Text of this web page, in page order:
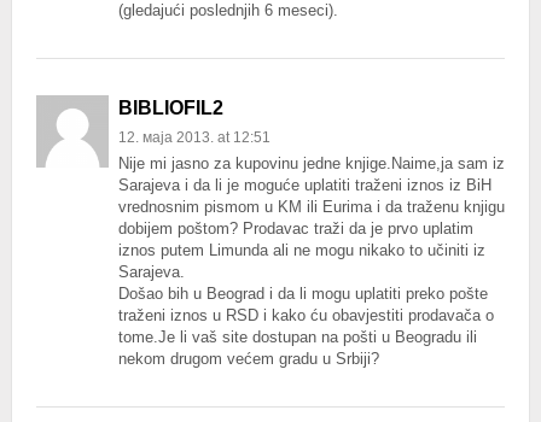
(gledajući poslednjih 6 meseci).
BIBLIOFIL2
12. маја 2013. at 12:51
Nije mi jasno za kupovinu jedne knjige.Naime,ja sam iz
Sarajeva i da li je moguće uplatiti traženi iznos iz BiH
vrednosnim pismom u KM ili Eurima i da traženu knjigu
dobijem poštom? Prodavac traži da je prvo uplatim
iznos putem Limunda ali ne mogu nikako to učiniti iz
Sarajeva.
Došao bih u Beograd i da li mogu uplatiti preko pošte
traženi iznos u RSD i kako ću obavjestiti prodavača o
tome.Je li vaš site dostupan na pošti u Beogradu ili
nekom drugom većem gradu u Srbiji?